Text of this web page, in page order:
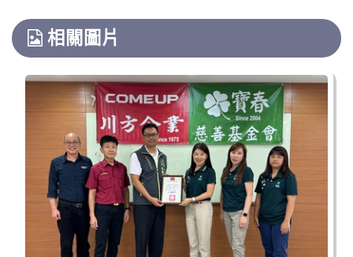
2026-08-03, 10:01│台灣自來水公司
辦理龍潭給水廠高壓電氣設備檢驗 等三合一工
相關圖片